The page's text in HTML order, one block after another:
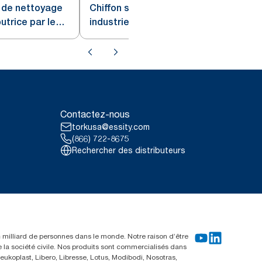
nettoyage
par le
Chiffon simili-tissu de nettoyage
industriel Tork, rouleau géant
Contactez-nous
torkusa@essity.com
(866) 722-8675
Rechercher des distributeurs
de personnes dans le monde. Notre raison d’être
société civile. Nos produits sont commercialisés dans
Libero, Libresse, Lotus, Modibodi, Nosotras,